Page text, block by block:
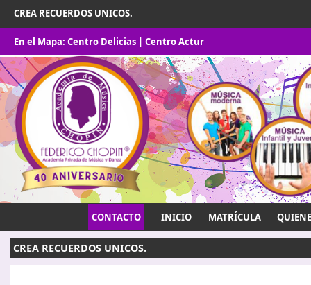
CREA RECUERDOS UNICOS.
En el Mapa:Centro Delicias |Centro Actur
CONTACTO INICIO MATRÍCULA
CREA RECUERDOS UNICOS.